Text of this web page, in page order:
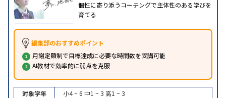
個性に寄り添うコーチングで主体性のある学びを
育てる
編集部のおすすめポイント
月謝定額制で目標達成に必要な時間数を受講可能
AI教材で効率的に弱点を克服
対象学年 小4 ~ 6 中1 ~ 3 高1 ~ 3